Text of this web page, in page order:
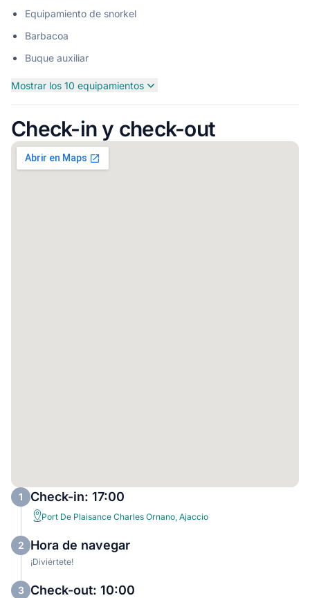
Equipamiento de snorkel
Barbacoa
Buque auxiliar
Mostrar los 10 equipamientos
Check-in y check-out
1 Check-in: 17:00
Port De Plaisance Charles Ornano, Ajaccio
2 Hora de navegar
¡Diviértete!
3 Check-out: 10:00